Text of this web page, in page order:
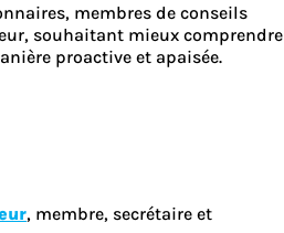
membres de conseils
souhaitant mieux comprendre
proactive et apaisée.
, membre, secrétaire et